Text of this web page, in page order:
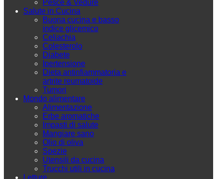
Pesce & Vedure
Salute in Cucina
Buona cucina e basso
indice glicemico
Celiachia
Colesterolo
Diabete
Ipertensione
Dieta antinfiammatoria e
artrite reumatoide
Tumori
Mondo alimentare
Alimentazione
Erbe aromatiche
Impasti di salute
Mangiare sano
Olio di oliva
Spezie
Utensili da cucina
Trucchi utili in cucina
Letture